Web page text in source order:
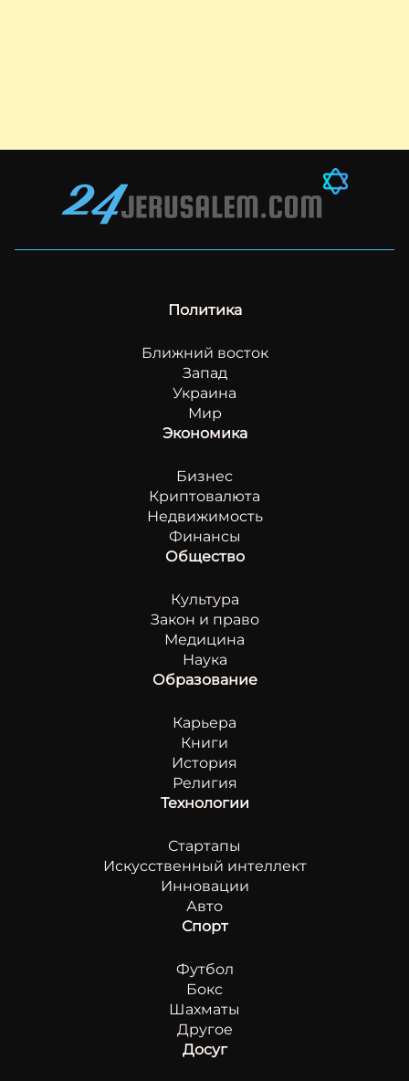
Политика
Ближний восток
Запад
Украина
Мир
Экономика
Бизнес
Криптовалюта
Недвижимость
Финансы
Общество
Культура
Закон и право
Медицина
Наука
Образование
Карьера
Книги
История
Религия
Технологии
Стартапы
Искусственный интеллект
Инновации
Авто
Спорт
Футбол
Бокс
Шахматы
Другое
Досуг